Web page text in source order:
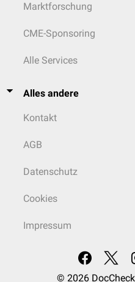
Marktforschung
CME-Sponsoring
Alle Services
Alles andere
Kontakt
AGB
Datenschutz
Cookies
Impressum
© 2026